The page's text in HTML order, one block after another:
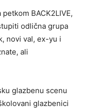
BACK2LIVE,
odlična grupa
novi val, ex-yu i
ali
glazbenu scenu
glazbenici